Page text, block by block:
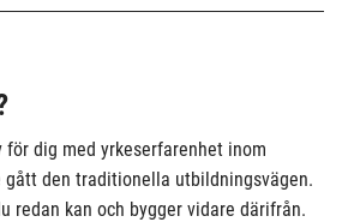
dig med yrkeserfarenhet inom
gått den traditionella utbildningsvägen.
redan kan och bygger vidare därifrån.